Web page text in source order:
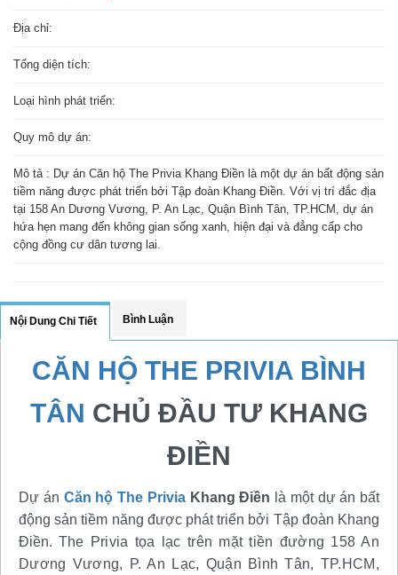
Địa chỉ:
Tổng diện tích:
Loại hình phát triển:
Quy mô dự án:
Mô tả : Dự án Căn hộ The Privia Khang Điền là một dự án bất động sản
tiềm năng được phát triển bởi Tập đoàn Khang Điền. Với vị trí đắc địa
tại 158 An Dương Vương, P. An Lạc, Quận Bình Tân, TP.HCM, dự án
hứa hẹn mang đến không gian sống xanh, hiện đại và đẳng cấp cho
cộng đồng cư dân tương lai.
Nội Dung Chi Tiết Bình Luận
CĂN HỘ THE PRIVIA BÌNH
TÂN CHỦ ĐẦU TƯ KHANG
ĐIỀN
Dự án Căn hộ The PriviaKhang Điền là một dự án bất
động sản tiềm năng được phát triển bởi Tập đoàn Khang
Điền. The Privia tọa lạc trên mặt tiền đường 158 An
Dương Vương, P. An Lạc, Quận Bình Tân, TP.HCM ,